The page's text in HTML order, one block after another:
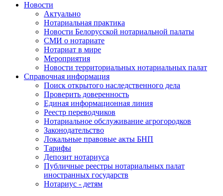
Новости
Актуально
Нотариальная практика
Новости Белорусской нотариальной палаты
СМИ о нотариате
Нотариат в мире
Мероприятия
Новости территориальных нотариальных палат
Справочная информация
Поиск открытого наследственного дела
Проверить доверенность
Единая информационная линия
Реестр переводчиков
Нотариальное обслуживание агрогородков
Законодательство
Локальные правовые акты БНП
Тарифы
Депозит нотариуса
Публичные реестры нотариальных палат
иностранных государств
Нотариус - детям